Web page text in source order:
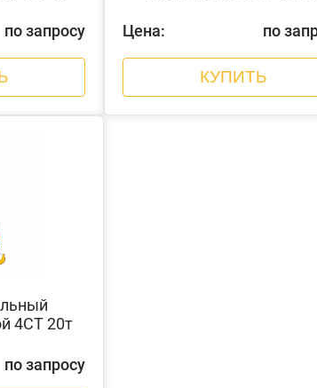
по запросу Цена: по
КУПИТЬ
4СТ 20т
по запросу